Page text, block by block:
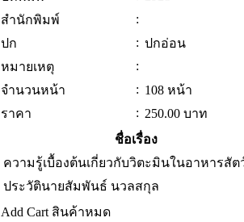
สำนักพิมพ์
:
ปก
: ปกอ่อน
หมายเหตุ
:
จำนวนหน้า
: 108 หน้า
ราคา
: 250.00 บาท
ชื่อเรื่อง
ความรู้เบื้องต้นเกี่ยวกับวิตะมินในอาหารสั
ประวัตินายสัมพันธ์ นวลสกุล
Add Cart สินค้าหมด